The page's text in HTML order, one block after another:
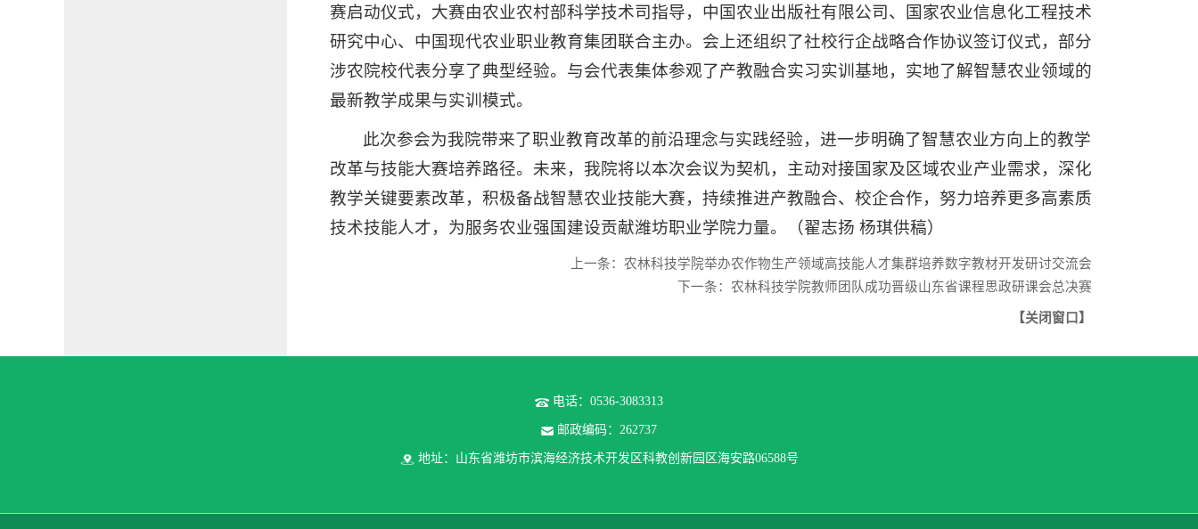
赛启动仪式，大赛由农业农村部科学技术司指导，中国农业出版社有限公司、国家农业信息化工程技术
研究中心、中国现代农业职业教育集团联合主办。会上还组织了社校行企战略合作协议签订仪式，部分
涉农院校代表分享了典型经验。与会代表集体参观了产教融合实习实训基地，实地了解智慧农业领域的
最新教学成果与实训模式。
此次参会为我院带来了职业教育改革的前沿理念与实践经验，进一步明确了智慧农业方向上的教学
改革与技能大赛培养路径。未来，我院将以本次会议为契机，主动对接国家及区域农业产业需求，深化
教学关键要素改革，积极备战智慧农业技能大赛，持续推进产教融合、校企合作，努力培养更多高素质
技术技能人才，为服务农业强国建设贡献潍坊职业学院力量。（翟志扬 杨琪供稿）
上一条：农林科技学院举办农作物生产领域高技能人才集群培养数字教材开发研讨交流会
下一条：农林科技学院教师团队成功晋级山东省课程思政研课会总决赛
【关闭窗口 】
电话：0536-3083313
邮政编码：262737
地址：山东省潍坊市滨海经济技术开发区科教创新园区海安路06588号